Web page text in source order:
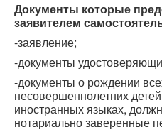
Документы которые
заявителем
-заявление;
-документы
-документы о рождении
несовершеннолетних
иностранных языках,
нотариально заверенные